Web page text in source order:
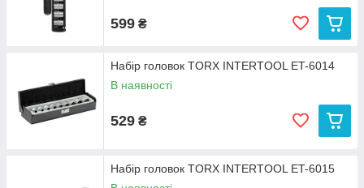
599 ₴
Набір головок TORX INTERTOOL ET-6014
В наявності
529 ₴
Набір головок TORX INTERTOOL ET-6015